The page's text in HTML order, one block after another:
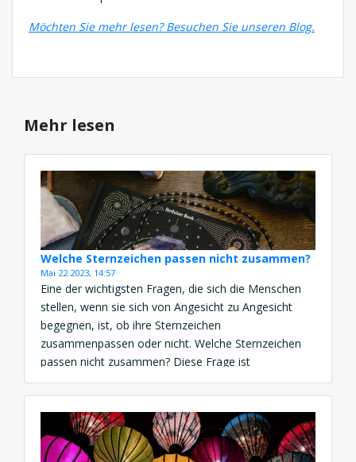
Möchten Sie mehr lesen? Besuchen Sie unseren Blog.
Mehr lesen
Welche Sternzeichen passen nicht zusammen?
Mai 22 2023, 14:57
Eine der wichtigsten Fragen, die sich die Menschen
stellen, wenn sie sich von Angesicht zu Angesicht
begegnen, ist, ob ihre Sternzeichen
zusammenpassen oder nicht. Welche Sternzeichen
passen nicht zusammen? Diese Frage ist
verständlich, da es viele Menschen gibt, die ihre
Persönlichkeit, ihr Selbst und ihr Schicksal gern mit
ihrem Sternzeichen assoziieren. Aber kann man
wirklich […]